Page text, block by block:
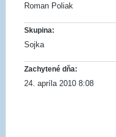
Roman Poliak
Skupina:
Sojka
Zachytené dňa:
24. apríla 2010 8:08